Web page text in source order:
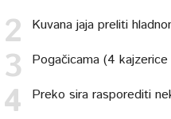
Kuvana jaja preliti
Pogačicama (4
Preko sira rasporediti